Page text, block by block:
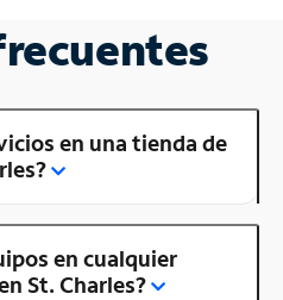
en una tienda de
en cualquier
St. Charles?